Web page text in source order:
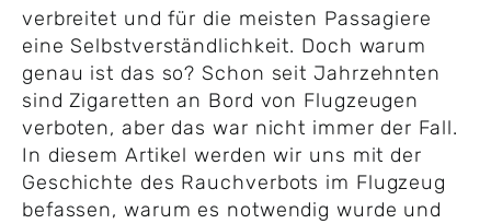
verbreitet und für die meisten Passagiere
eine Selbstverständlichkeit. Doch warum
genau ist das so? Schon seit Jahrzehnten
sind Zigaretten an Bord von Flugzeugen
verboten, aber das war nicht immer der Fall.
In diesem Artikel werden wir uns mit der
Geschichte des Rauchverbots im Flugzeug
befassen, warum es notwendig wurde und